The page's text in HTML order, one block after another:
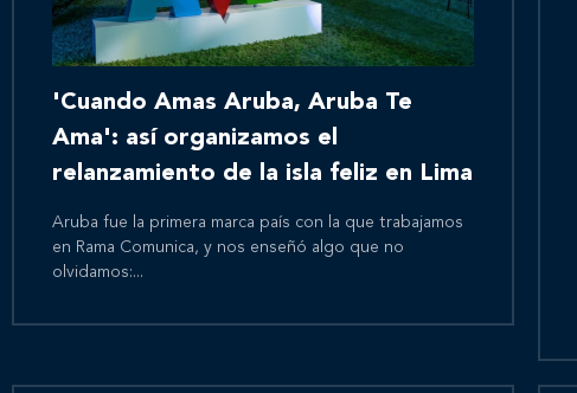
'Cuando Amas Aruba, Aruba Te
Ama': así organizamos el
relanzamiento de la isla feliz en Lima
Aruba fue la primera marca país con la que trabajamos
en Rama Comunica, y nos enseñó algo que no
olvidamos:...